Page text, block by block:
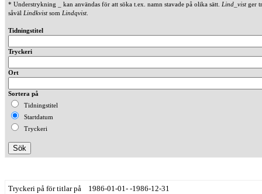
* Understrykning _ kan användas för att söka t.ex. namn stavade på olika sätt. Lind_vistger
såväl Lindkvistsom Lindqvist.
Tidningstitel
Tryckeri
Ort
Sortera på
Tidningstitel
Startdatum
Tryckeri
Tryckeri på för titlar på 1986-01-01- -1986-12-31